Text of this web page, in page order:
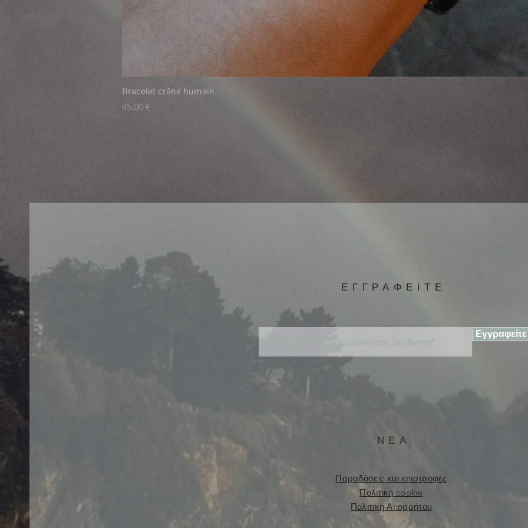
Bracelet crâne humain
Τιμή
45,00 €
ΕΓΓΡΑΦΕΙΤΕ
Εγγραφείτε
ΝΕΑ
Παραδόσεις και επιστροφές
Πολιτική cookie
Πολιτική Απορρήτου